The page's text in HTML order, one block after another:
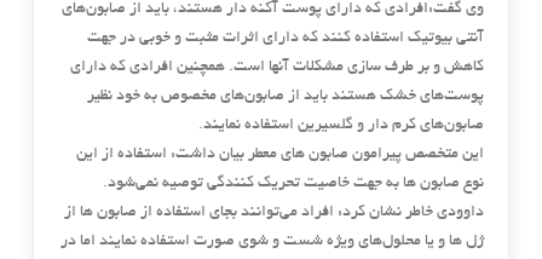
وی گفت:افرادی که دارای پوست آکنه دار هستند، باید از صابون‌های
آنتی بیوتیک استفاده کنند که دارای اثرات مثبت و خوبی در جهت
کاهش و بر طرف سازی مشکلات آنها است. همچنین افرادی که دارای
پوست‌های خشک هستند باید از صابون‌های مخصوص به خود نظیر
صابون‌های کرم دار و گلسیرین استفاده نمایند.
این متخصص پیرامون صابون های معطر بیان داشت: استفاده از این
نوع صابون ها به جهت خاصیت تحریک کنندگی توصیه نمی‌شود.
داوودی خاطر نشان کرد: افراد می‌توانند بجای استفاده از صابون ها از
ژل ها و یا محلول‌های ویژه شست و شوی صورت استفاده نمایند اما در